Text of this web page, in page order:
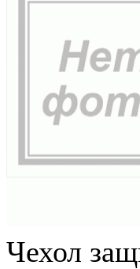
Чехол